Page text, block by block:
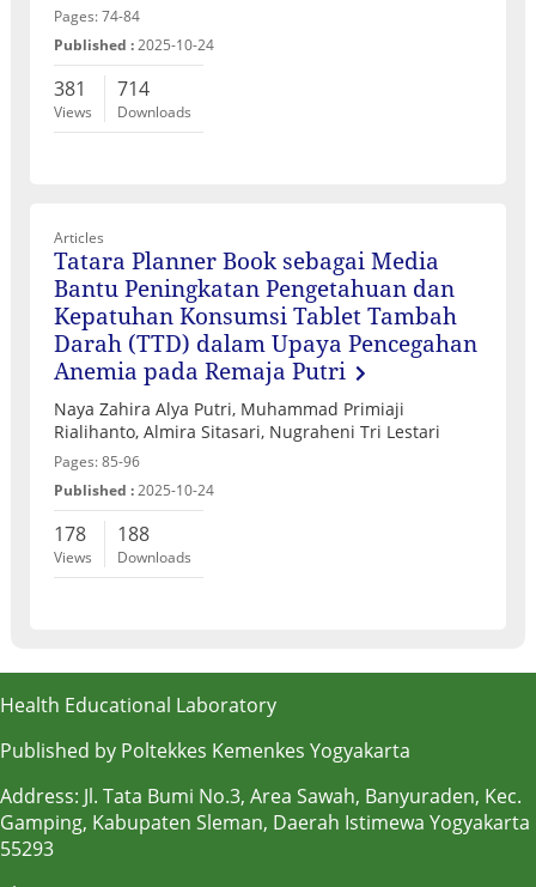
Pages: 74-84
Published :2025-10-24
381
Views
714
Downloads
Articles
Tatara Planner Book sebagai Media
Bantu Peningkatan Pengetahuan dan
Kepatuhan Konsumsi Tablet Tambah
Darah (TTD) dalam Upaya Pencegahan
Anemia pada Remaja Putri
Naya Zahira Alya Putri, Muhammad Primiaji
Rialihanto, Almira Sitasari, Nugraheni Tri Lestari
Pages: 85-96
Published :2025-10-24
178
Views
188
Downloads
Health Educational Laboratory
Published by Poltekkes Kemenkes Yogyakarta
Address: Jl. Tata Bumi No.3, Area Sawah, Banyuraden, Kec.
Gamping, Kabupaten Sleman, Daerah Istimewa Yogyakarta
55293